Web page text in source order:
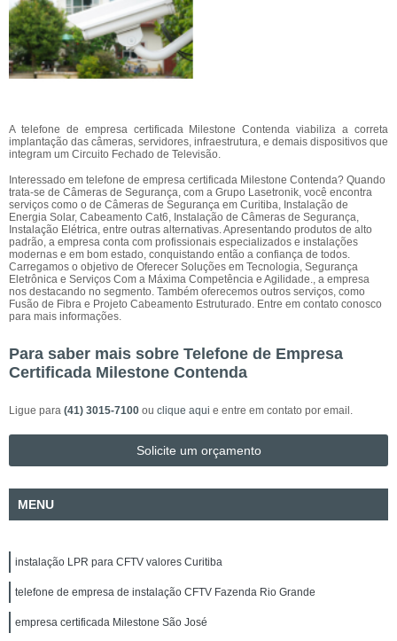
A telefone de empresa certificada Milestone Contenda viabiliza a correta
implantação das câmeras, servidores, infraestrutura, e demais dispositivos que
integram um Circuito Fechado de Televisão.
Interessado em telefone de empresa certificada Milestone Contenda? Quando
trata-se de Câmeras de Segurança, com a Grupo Lasetronik, você encontra
serviços como o de Câmeras de Segurança em Curitiba, Instalação de
Energia Solar, Cabeamento Cat6, Instalação de Câmeras de Segurança,
Instalação Elétrica, entre outras alternativas. Apresentando produtos de alto
padrão, a empresa conta com profissionais especializados e instalações
modernas e em bom estado, conquistando então a confiança de todos.
Carregamos o objetivo de Oferecer Soluções em Tecnologia, Segurança
Eletrônica e Serviços Com a Máxima Competência e Agilidade., a empresa
nos destacando no segmento. Também oferecemos outros serviços, como
Fusão de Fibra e Projeto Cabeamento Estruturado. Entre em contato conosco
para mais informações.
Para saber mais sobre Telefone de Empresa
Certificada Milestone Contenda
Ligue para (41) 3015-7100 ou clique aqui e entre em contato por email.
Solicite um orçamento
MENU
instalação LPR para CFTV valores Curitiba
telefone de empresa de instalação CFTV Fazenda Rio Grande
empresa certificada Milestone São José